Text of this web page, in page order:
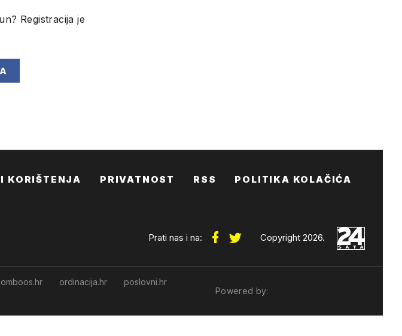
Registracija je
KORIŠTENJA PRIVATNOST RSS POLITIKA KOLAČIĆA
Prati nas i na: Copyright 2026.
ordinacija.hr
poslovni.hr
Powered by: